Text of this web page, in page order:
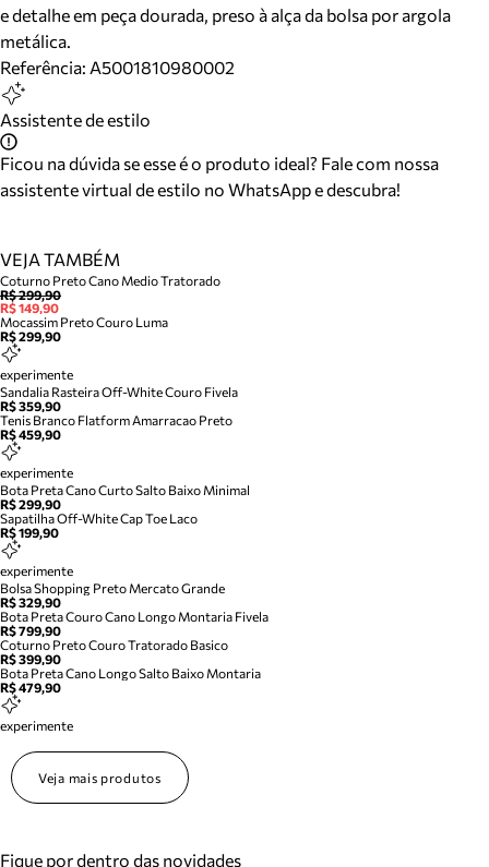
e detalhe em peça dourada, preso à alça da bolsa por argola
metálica.
Referência: A5001810980002
Assistente de estilo
Ficou na dúvida se esse é o produto ideal? Fale com nossa
assistente virtual de estilo no WhatsApp e descubra!
VEJA TAMBÉM
Coturno Preto Cano Medio Tratorado
R$ 299,90
R$ 149,90
Mocassim Preto Couro Luma
R$ 299,90
experimente
Sandalia Rasteira Off-White Couro Fivela
R$ 359,90
Tenis Branco Flatform Amarracao Preto
R$ 459,90
experimente
Bota Preta Cano Curto Salto Baixo Minimal
R$ 299,90
Sapatilha Off-White Cap Toe Laco
R$ 199,90
experimente
Bolsa Shopping Preto Mercato Grande
R$ 329,90
Bota Preta Couro Cano Longo Montaria Fivela
R$ 799,90
Coturno Preto Couro Tratorado Basico
R$ 399,90
Bota Preta Cano Longo Salto Baixo Montaria
R$ 479,90
experimente
Veja mais produtos
Fique por dentro das novidades